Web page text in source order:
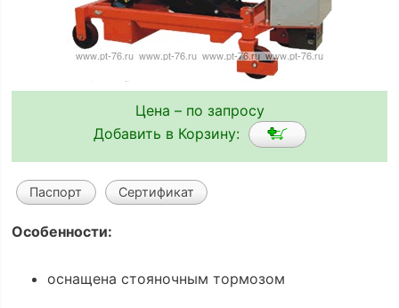
Цена – по запросу
Добавить в Корзину:
Паспорт Сертификат
Особенности:
оснащена стояночным тормозом